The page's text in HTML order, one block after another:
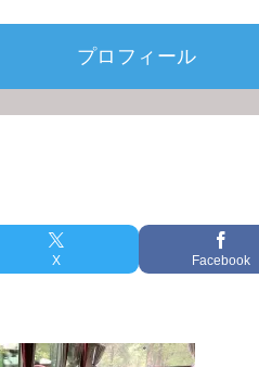
プロフィール
X Facebook